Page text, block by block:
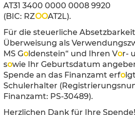
AT31 3400 0000 0008 9920
(BIC: RZOOAT2L).
Für die steuerliche
Überweisung als
MS Goldenstein“ und Ihren Vor-
sowie Ihr Geburtsdatum
Spende an das Finanzamt erfo
Schulerhalter
Finanzamt: PS-30489).
Herzlichen Dank für Ihre Spende!